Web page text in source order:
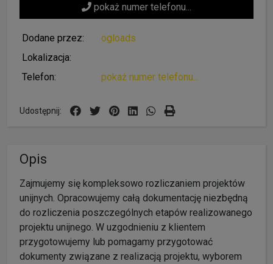
pokaż numer telefonu...
Dodane przez:
ogloads
Lokalizacja:
Telefon:
pokaż numer telefonu...
Udostępnij:
Opis
Zajmujemy się kompleksowo rozliczaniem projektów
unijnych. Opracowujemy całą dokumentację niezbędną
do rozliczenia poszczególnych etapów realizowanego
projektu unijnego. W uzgodnieniu z klientem
przygotowujemy lub pomagamy przygotować
dokumenty związane z realizacją projektu, wyborem